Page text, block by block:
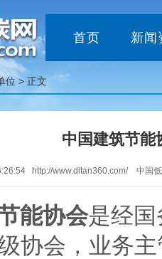
首页 新闻
位 > 正文
中国建筑节能
http://www.ditan360.com/ 中国
能协会是经
协会，业务